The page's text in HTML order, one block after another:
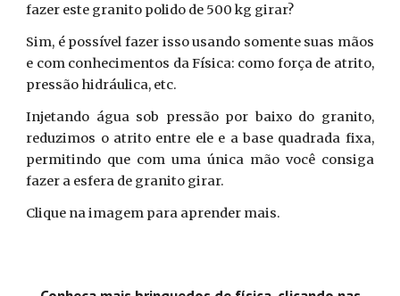
fazer este granito polido de 500 kg girar?
Sim, é possível fazer isso usando somente suas mãos
e com conhecimentos da Física: como força de atrito,
pressão hidráulica, etc.
Injetando água sob pressão por baixo do granito,
reduzimos o atrito entre ele e a base quadrada fixa,
permitindo que com uma única mão você consiga
fazer a esfera de granito girar.
Clique na imagem para aprender mais.